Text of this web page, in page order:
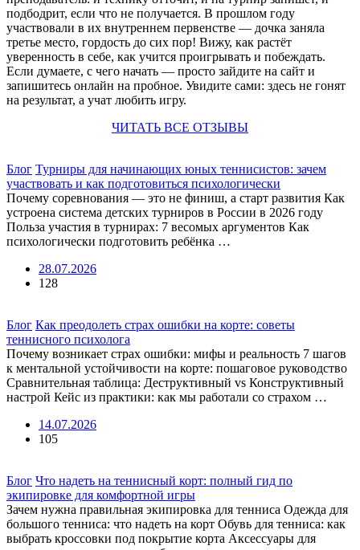
подбодрит, если что не получается. В прошлом году
участвовали в их внутреннем первенстве — дочка заняла
третье место, гордость до сих пор! Вижу, как растёт
уверенность в себе, как учится проигрывать и побеждать.
Если думаете, с чего начать — просто зайдите на сайт и
запишитесь онлайн на пробное. Увидите сами: здесь не гонят
на результат, а учат любить игру.
ЧИТАТЬ ВСЕ ОТЗЫВЫ
Блог Турниры для начинающих юных теннисистов: зачем
участвовать и как подготовиться психологически
Почему соревнования — это не финиш, а старт развития Как
устроена система детских турниров в России в 2026 году
Польза участия в турнирах: 7 весомых аргументов Как
психологически подготовить ребёнка …
28.07.2026
128
Блог Как преодолеть страх ошибки на корте: советы
теннисного психолога
Почему возникает страх ошибки: мифы и реальность 7 шагов
к ментальной устойчивости на корте: пошаговое руководство
Сравнительная таблица: Деструктивный vs Конструктивный
настрой Кейс из практики: как мы работали со страхом …
14.07.2026
105
Блог Что надеть на теннисный корт: полный гид по
экипировке для комфортной игры
Зачем нужна правильная экипировка для тенниса Одежда для
большого тенниса: что надеть на корт Обувь для тенниса: как
выбрать кроссовки под покрытие корта Аксессуары для